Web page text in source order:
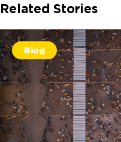
Related Stories
Blog